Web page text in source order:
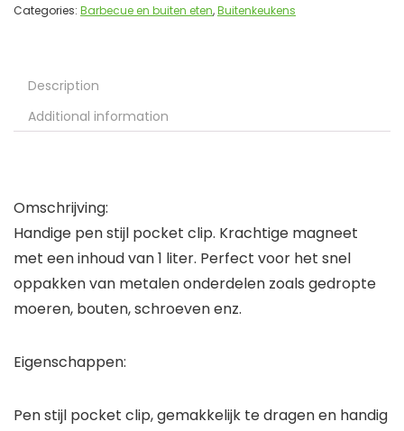
Categories: Barbecue en buiten eten,Buitenkeukens
Description
Additional information
Omschrijving:
Handige pen stijl pocket clip. Krachtige magneet
met een inhoud van 1 liter. Perfect voor het snel
oppakken van metalen onderdelen zoals gedropte
moeren, bouten, schroeven enz.
Eigenschappen:
Pen stijl pocket clip, gemakkelijk te dragen en handig